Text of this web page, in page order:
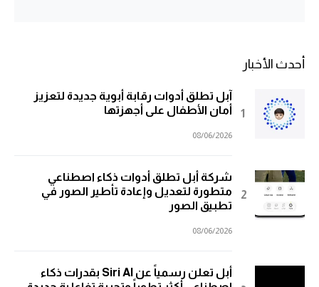
أحدث الأخبار
آبل تطلق أدوات رقابة أبوية جديدة لتعزيز
أمان الأطفال على أجهزتها
08/06/2026
شركة أبل تطلق أدوات ذكاء اصطناعي
متطورة لتعديل وإعادة تأطير الصور في
تطبيق الصور
08/06/2026
أبل تعلن رسمياً عن Siri AI بقدرات ذكاء